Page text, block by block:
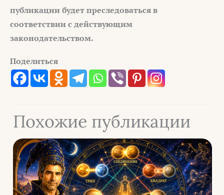
публикации будет преследоваться в
соответствии с действующим
законодательством.
Поделиться
Похожие публикации